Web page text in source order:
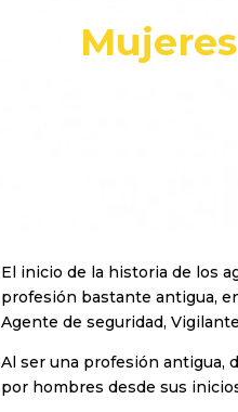
El inicio de la historia de los
profesión bastante antigua,
Agente de seguridad,
Al ser una profesión antigua,
por hombres desde sus